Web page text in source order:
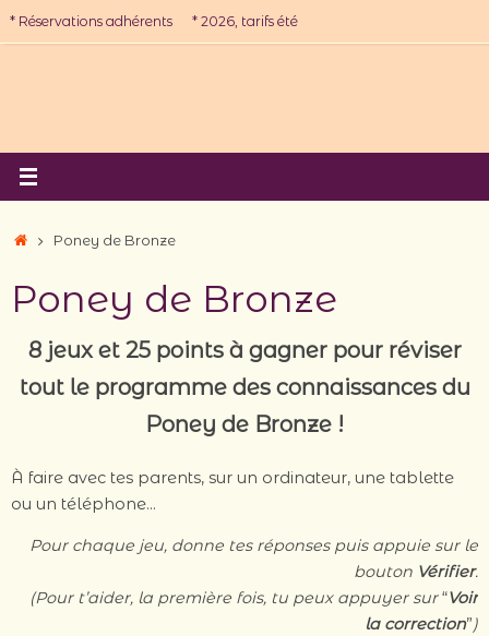
Passer
au
* Réservations adhérents * 2026, tarifs été
Accueil
Poney de Bronze
Poney de Bronze
8 jeux et 25 points à gagner pour réviser
tout le programme des connaissances du
Poney de Bronze !
À faire avec tes parents, sur un ordinateur, une tablette
ou un téléphone…
Pour chaque jeu, donne tes réponses puis appuie sur le
bouton Vérifier.
(Pour t’aider, la première fois, tu peux appuyer sur“Voir
la correction”)